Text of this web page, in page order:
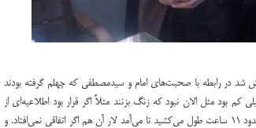
شد در رابطه با صحبت‌هاي امام و سيدمصطفي كه چهلم گرفته بودند
كم بود مثل الان نبود كه زنگ بزنند مثلاً اگر قرار بود اطلاعيه‌اي از
قم بيايد اول بايد اطلاعيه مي‌آمد شيراز كه ۱۳ – ۱۴ ساعت طول مي‌كشيد بعد حدود ۱۱ ساعت طول مي‌كشيد تا مي‌آمد لار آن هم اگر اتفاقي نمي‌افتاد. و